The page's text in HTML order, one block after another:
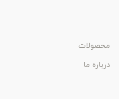
محصولات
درباره ما